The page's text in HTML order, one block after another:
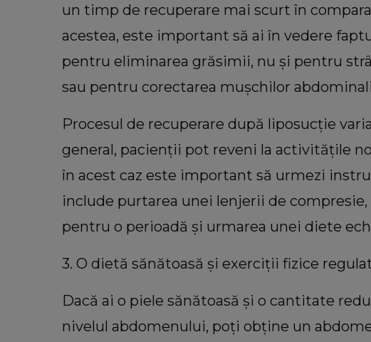
un timp de recuperare mai scurt în
acestea, este important să ai în vedere
pentru eliminarea grăsimii, nu și pentru
sau pentru corectarea mușchilor
Procesul de recuperare după liposucție
general, pacienții pot reveni la activitățile
în acest caz este important să urmezi
include purtarea unei lenjerii de
pentru o perioadă și urmarea unei diete
3. O dietă sănătoasă și exerciții fizice
Dacă ai o piele sănătoasă și o cantitate
nivelul abdomenului, poți obține un